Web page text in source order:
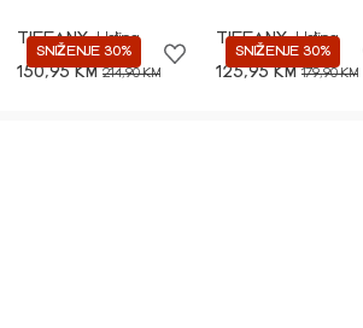
SNIŽENJE 30%
TIFFANY Haljina
150,95 KM214,90 KM
SNIŽENJE 30%
TIFFANY Haljina
125,95 KM179,90 KM